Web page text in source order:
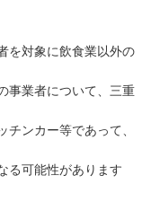
対象に飲食業以外の
業者について、三重
カー等であって、
能性があります